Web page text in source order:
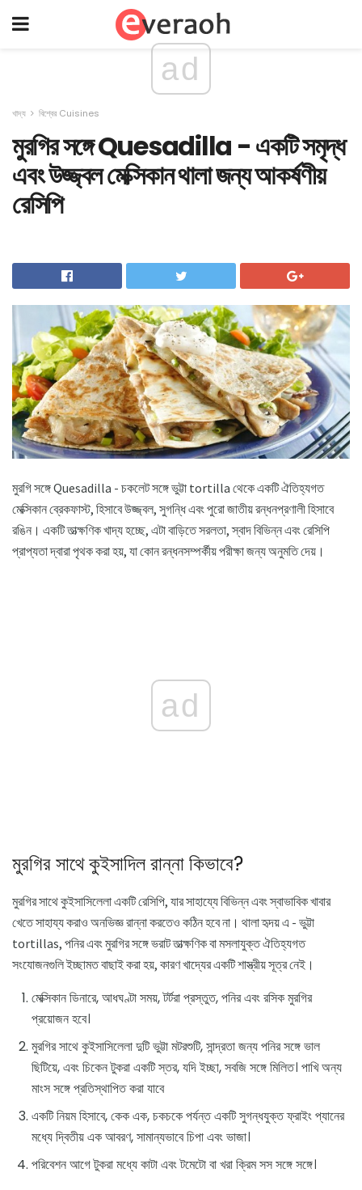
ad
খাদ্য বিশ্বের Cuisines
মুরগির সঙ্গে Quesadilla - একটি সমৃদ্ধ
এবং উজ্জ্বল মেক্সিকান থালা জন্য আকর্ষণীয়
রেসিপি
মুরগি সঙ্গে Quesadilla - চকলেট সঙ্গে ভুট্টা tortilla থেকে একটি ঐতিহ্যগত
মেক্সিকান ব্রেকফাস্ট, হিসাবে উজ্জ্বল, সুগন্ধি এবং পুরো জাতীয় রন্ধনপ্রণালী হিসাবে
রঙিন। একটি তাত্ক্ষণিক খাদ্য হচ্ছে, এটা বাড়িতে সরলতা, স্বাদ বিভিন্ন এবং রেসিপি
প্রাপ্যতা দ্বারা পৃথক করা হয়, যা কোন রন্ধনসম্পর্কীয় পরীক্ষা জন্য অনুমতি দেয়।
ad
মুরগির সাথে কুইসাদিল রান্না কিভাবে?
মুরগির সাথে কুইসাসিলেলা একটি রেসিপি, যার সাহায্যে বিভিন্ন এবং স্বাভাবিক খাবার
খেতে সাহায্য করাও অনভিজ্ঞ রান্না করতেও কঠিন হবে না। থালা হৃদয় এ - ভুট্টা
tortillas, পনির এবং মুরগির সঙ্গে ভরাট তাত্ক্ষণিক বা মসলাযুক্ত ঐতিহ্যগত
সংযোজনগুলি ইচ্ছামত বাছাই করা হয়, কারণ খাদ্যের একটি শাস্ত্রীয় সূত্র নেই।
মেক্সিকান ডিনারে, আধঘণ্টা সময়, টর্টরা প্রস্তুত, পনির এবং রসিক মুরগির
প্রয়োজন হবে।
মুরগির সাথে কুইসাসিলেলা দুটি ভুট্টা মটরশুটি, সান্দ্রতা জন্য পনির সঙ্গে ভাল
ছিটিয়ে, এবং চিকেন টুকরা একটি স্তর, যদি ইচ্ছা, সবজি সঙ্গে মিলিত। পাখি অন্য
মাংস সঙ্গে প্রতিস্থাপিত করা যাবে
একটি নিয়ম হিসাবে, কেক এক, চকচকে পর্যন্ত একটি সুগন্ধযুক্ত ফ্রাইং প্যানের
মধ্যে দ্বিতীয় এক আবরণ, সামান্যভাবে চিপা এবং ভাজা।
পরিবেশন আগে টুকরা মধ্যে কাটা এবং টমেটো বা খরা ক্রিম সস সঙ্গে সঙ্গে।